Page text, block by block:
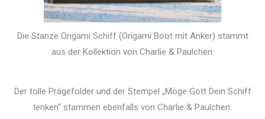
Die Stanze Origami Schiff (Origami Boot mit Anker) stammt
aus der Kollektion von Charlie & Paulchen:
Der tolle Prägefolder und der Stempel „Möge Gott Dein Schiff
lenken“ stammen ebenfalls von Charlie & Paulchen: